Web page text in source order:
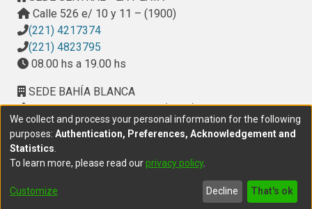
Calle 526 e/ 10 y 11 – (1900)
(221) 4217374
(221) 4823795
08.00 hs a 19.00 hs
SEDE BAHÍA BLANCA
Calle Ciudad de Cali 320 – (8000). Universidad
Provincial del Sudoeste (UPSO)
(291) 459 2550, interno 147
10.00 h a 14.00 h
We collect and process your personal information for the following
purposes: Authentication, Preferences, Acknowledgement and
Statistics
To learn more, please read ourprivacy policy.
Customize Decline That's ok